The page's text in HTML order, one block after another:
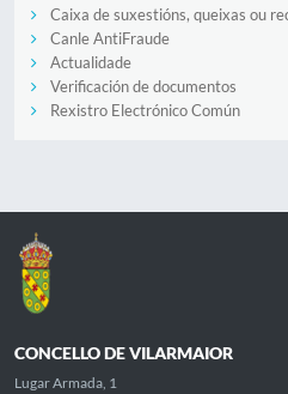
Caixa de suxestións, queixas ou
Canle AntiFraude
Actualidade
Verificación de documentos
Rexistro Electrónico Común
CONCELLO DE VILARMAIOR
Lugar Armada, 1